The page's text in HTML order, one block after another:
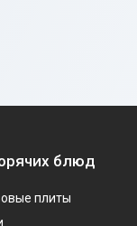
блюд
плиты